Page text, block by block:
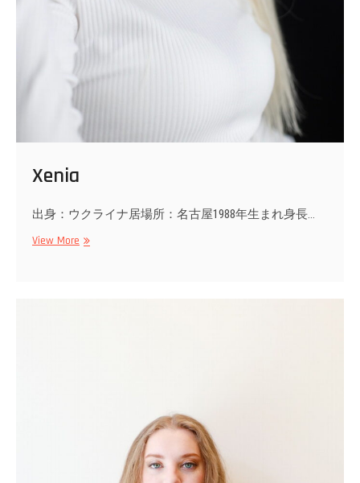
Xenia
出身：ウクライナ居場所：名古屋1988年生まれ身長…
View More Xenia